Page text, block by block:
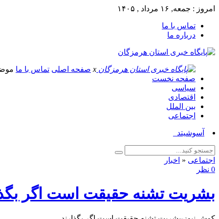
امروز : جمعه, ۱۶ مرداد , ۱۴۰۵
تماس با ما
درباره ما
x صفحه اصلی تماس با ما
صفحه نخست
سیاسی
اقتصادی
بین الملل
اجتماعی
آسوشیتدپرس: صدها نظا_
اجتماعی « اخبار
0 نظر
بشریت تشنه حقیقت است اگر